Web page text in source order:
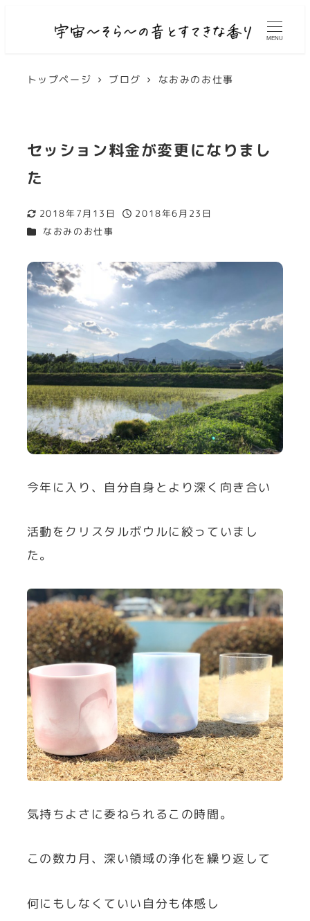
MENU
トップページ ブログ なおみのお仕事
セッション料金が変更になりまし
た
更新日
2018年7月13日
投稿日
2018年6月23日
カテゴリー
なおみのお仕事
今年に入り、自分自身とより深く向き合い
活動をクリスタルボウルに絞っていまし
た。
気持ちよさに委ねられるこの時間。
この数カ月、深い領域の浄化を繰り返して
何にもしなくていい自分も体感し